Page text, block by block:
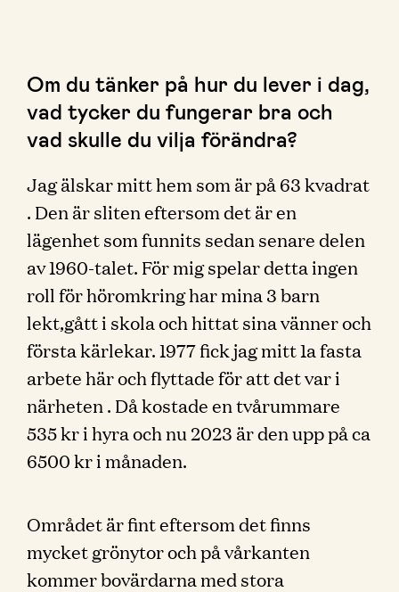
Om du tänker på hur du lever i dag,
vad tycker du fungerar bra och
vad skulle du vilja förändra?
Jag älskar mitt hem som är på 63 kvadrat
. Den är sliten eftersom det är en
lägenhet som funnits sedan senare delen
av 1960-talet. För mig spelar detta ingen
roll för höromkring har mina 3 barn
lekt,gått i skola och hittat sina vänner och
första kärlekar. 1977 fick jag mitt 1a fasta
arbete här och flyttade för att det var i
närheten . Då kostade en tvårummare
535 kr i hyra och nu 2023 är den upp på ca
6500 kr i månaden.
Området är fint eftersom det finns
mycket grönytor och på vårkanten
kommer bovärdarna med stora